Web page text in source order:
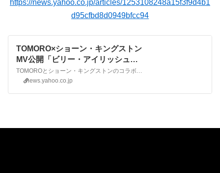
https://news.yahoo.co.jp/articles/1253108248a15f3f9d4b1
d95cfbd8d0949bfcc94
TOMORO×ショーン・キングストン
MV公開「ビリー・アイリッシュと
のコラボも決定したぜ」（音楽ナタ
リー） - Yahoo!ニュース
TOMOROとショーン・キングストンのコラボ曲「Let Me Hold You」のミュージックビデオが、本日12月31日にTOMOROのYouTube公式チャンネルで公開された。
news.yahoo.co.jp